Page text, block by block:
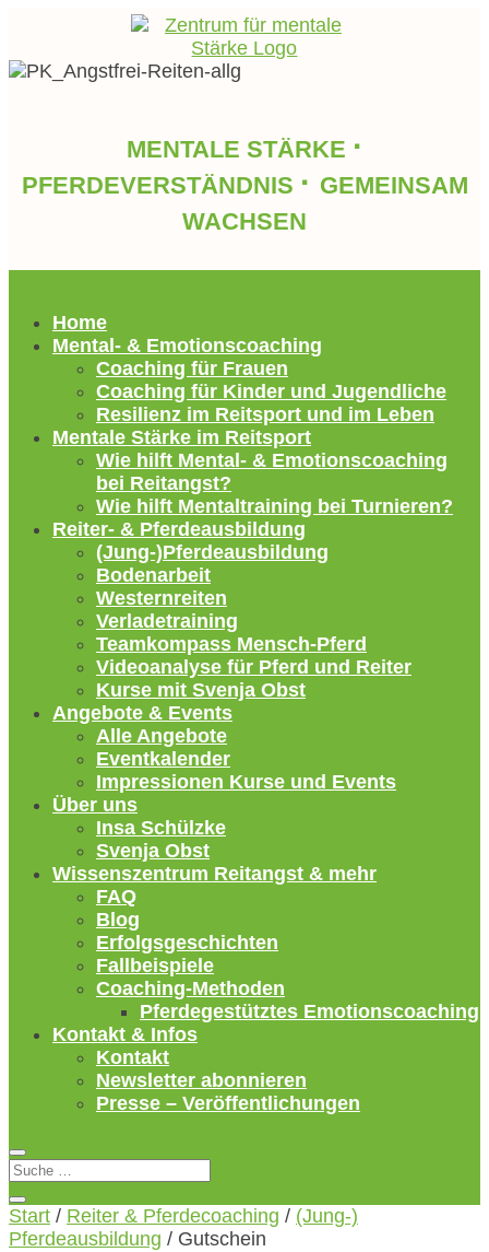
MENTALE STÄRKE ·
PFERDEVERSTÄNDNIS · GEMEINSAM
WACHSEN
Home
Mental- & Emotionscoaching
Coaching für Frauen
Coaching für Kinder und Jugendliche
Resilienz im Reitsport und im Leben
Mentale Stärke im Reitsport
Wie hilft Mental- & Emotionscoaching
bei Reitangst?
Wie hilft Mentaltraining bei Turnieren?
Reiter- & Pferdeausbildung
(Jung-)Pferdeausbildung
Bodenarbeit
Westernreiten
Verladetraining
Teamkompass Mensch-Pferd
Videoanalyse für Pferd und Reiter
Kurse mit Svenja Obst
Angebote & Events
Alle Angebote
Eventkalender
Impressionen Kurse und Events
Über uns
Insa Schülzke
Svenja Obst
Wissenszentrum Reitangst & mehr
FAQ
Blog
Erfolgsgeschichten
Fallbeispiele
Coaching-Methoden
Pferdegestütztes Emotionscoaching
Kontakt & Infos
Kontakt
Newsletter abonnieren
Presse – Veröffentlichungen
Start / Reiter & Pferdecoaching / (Jung-)
Pferdeausbildung / Gutschein